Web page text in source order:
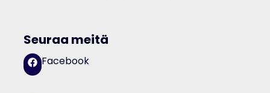
Seuraa meitä
Facebook